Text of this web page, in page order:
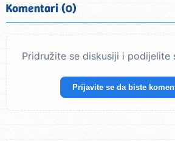
Komentari (0)
Pridružite se diskusiji i podijelite
Prijavite se da biste